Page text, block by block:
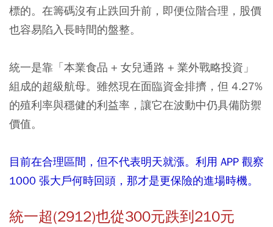
標的。在籌碼沒有止跌回升前，即便位階合理，股價
也容易陷入長時間的盤整。
統一是靠「本業食品 + 女兒通路 + 業外戰略投資」
組成的超級航母。雖然現在面臨資金排擠，但 4.27%
的殖利率與穩健的利益率，讓它在波動中仍具備防禦
價值。
目前在合理區間，但不代表明天就漲。利用 APP 觀察
1000 張大戶何時回頭，那才是更保險的進場時機。
統一超(2912)也從300元跌到210元